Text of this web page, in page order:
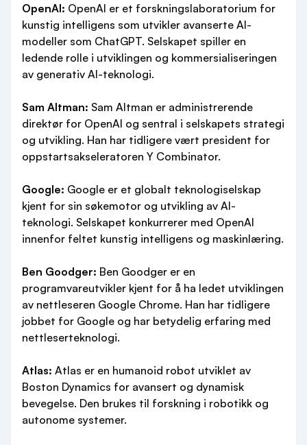
OpenAI: OpenAI er et forskningslaboratorium for
kunstig intelligens som utvikler avanserte AI-
modeller som ChatGPT. Selskapet spiller en
ledende rolle i utviklingen og kommersialiseringen
av generativ AI-teknologi.
Sam Altman: Sam Altman er administrerende
direktør for OpenAI og sentral i selskapets strategi
og utvikling. Han har tidligere vært president for
oppstartsakseleratoren Y Combinator.
Google: Google er et globalt teknologiselskap
kjent for sin søkemotor og utvikling av AI-
teknologi. Selskapet konkurrerer med OpenAI
innenfor feltet kunstig intelligens og maskinlæring.
Ben Goodger: Ben Goodger er en
programvareutvikler kjent for å ha ledet utviklingen
av nettleseren Google Chrome. Han har tidligere
jobbet for Google og har betydelig erfaring med
nettleserteknologi.
Atlas: Atlas er en humanoid robot utviklet av
Boston Dynamics for avansert og dynamisk
bevegelse. Den brukes til forskning i robotikk og
autonome systemer.